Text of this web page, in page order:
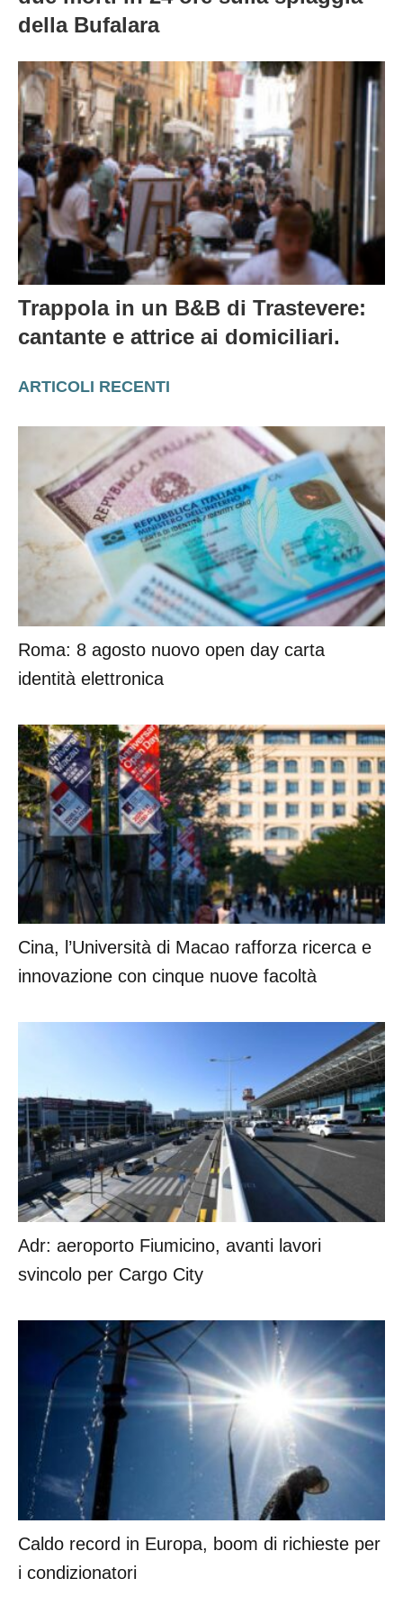
della Bufalara
Trappola in un B&B di Trastevere:
cantante e attrice ai domiciliari.
ARTICOLI RECENTI
Roma: 8 agosto nuovo open day carta
identità elettronica
Cina, l’Università di Macao rafforza ricerca e
innovazione con cinque nuove facoltà
Adr: aeroporto Fiumicino, avanti lavori
svincolo per Cargo City
Caldo record in Europa, boom di richieste per
i condizionatori